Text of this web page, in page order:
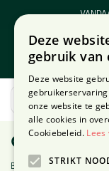
Graszaad
Beoordeling (1):
Deze
gebruik van
Deze website
onze website te
alle cookies in
Cookiebeleid.
STRIKT